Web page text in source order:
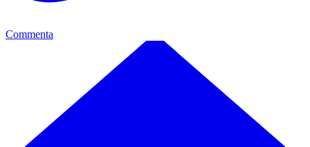
Commenta